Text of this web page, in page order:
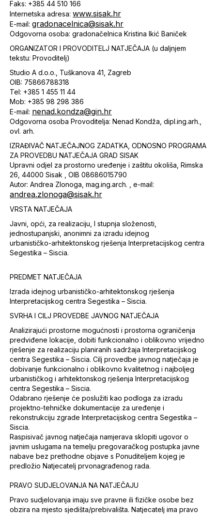
Faks: +385 44 510 166
Internetska adresa: www.sisak.hr
E-mail: gradonacelnica@sisak.hr
Odgovorna osoba: gradonačelnica Kristina Ikić Baniček
ORGANIZATOR I PROVODITELJ NATJEČAJA (u daljnjem
tekstu: Provoditelj)
Studio A d.o.o., Tuškanova 41, Zagreb
OIB: 75866788318
Tel: +385 1 455 11 44
Mob: +385 98 298 386
E-mail: nenad.kondza@gin.hr
Odgovorna osoba Provoditelja: Nenad Kondža, dipl.ing.arh.,
ovl. arh.
IZRAĐIVAČ NATJEČAJNOG ZADATKA, ODNOSNO PROGRAMA
ZA PROVEDBU NATJEČAJA GRAD SISAK
Upravni odjel za prostorno uređenje i zaštitu okoliša, Rimska
26, 44000 Sisak , OIB 08686015790
Autor: Andrea Zlonoga, mag.ing.arch. , e-mail:
andrea.zlonoga@sisak.hr
VRSTA NATJEČAJA
Javni, opći, za realizaciju, I stupnja složenosti,
jednostupanjski, anonimni za izradu idejnog
urbanističko-arhitektonskog rješenja Interpretacijskog centra
Segestika – Siscia.
PREDMET NATJEČAJA
Izrada idejnog urbanističko-arhitektonskog rješenja
Interpretacijskog centra Segestika – Siscia.
SVRHA I CILJ PROVEDBE JAVNOG NATJEČAJA
Analizirajući prostorne mogućnosti i prostorna ograničenja
predviđene lokacije, dobiti funkcionalno i oblikovno vrijedno
rješenje za realizaciju planiranih sadržaja Interpretacijskog
centra Segestika – Siscia. Cilj provedbe javnog natječaja je
dobivanje funkcionalno i oblikovno kvalitetnog i najboljeg
urbanističkog i arhitektonskog rješenja Interpretacijskog
centra Segestika – Siscia.
Odabrano rješenje će poslužiti kao podloga za izradu
projektno-tehničke dokumentacije za uređenje i
rekonstrukciju zgrade Interpretacijskog centra Segestika –
Siscia.
Raspisivač javnog natječaja namjerava sklopiti ugovor o
javnim uslugama na temelju pregovaračkog postupka javne
nabave bez prethodne objave s Ponuditeljem kojeg je
predložio Natjecatelj prvonagrađenog rada.
PRAVO SUDJELOVANJA NA NATJEČAJU
Pravo sudjelovanja imaju sve pravne ili fizičke osobe bez
obzira na mjesto sjedišta/prebivališta. Natjecatelj ima pravo